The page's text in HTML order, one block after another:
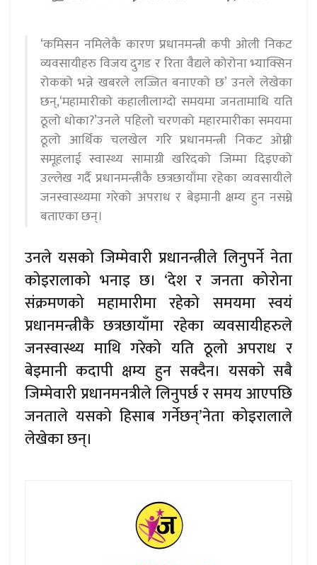
‘कमिसन नमिलेकै कारण प्रधानमन्त्री कपी ओली निकट
व्यवसायीहरु विजय दुगड र रिता वैद्यले कोरोना भ्याक्सिन
रोकको भन्ने खबरले लज्जित बनाएको छ’ उनले लेखेका
छन्,‘महामारीको कहालीलाग्दो समयमा जनतामाथि यति
ठूलो धोका?’उनले पहिलो चरणको महारमारीका समयमा
ठूलो आर्थिक चलखेल गरि प्रधानमन्त्री निकट ओम्नी
समूहलाई स्वास्थ्य सामाग्री खरिदको जिम्मा दिइएको
उल्लेख गर्दै प्रधानमन्त्रीकै छत्रछायाँमा रहेका व्यवसायीले
जनस्वास्थ्यमा गरेको अपराध र बेइमानी क्षम्य हुन नसम्ने
बताएका छन्।
उनले यसको जिम्मेवारी प्रधानन्त्रीले लिनुपर्ने नेता
कोइरालाको भनाइ छ। ‘देश र जनता कोरोना
संक्रमणको महामारीमा रहेको समयमा स्वयं
प्रधानमन्त्रीकै छत्रछायाँमा रहेका व्यवसायीहरुले
जनस्वास्थ्य माथि गरेको यति ठूलो अपराध र
बेइमानी कदापी क्षम्य हुन सक्दैन। यसको सबै
जिम्मेवारी प्रधानमनत्रीले लिनुपर्छ र समय आएपछि
जनताले यसको हिसाब गर्नेछन्’नेता कोइरालाले
लेखेका छन्।